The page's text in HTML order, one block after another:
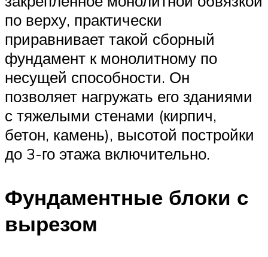
по верху, практически
приравнивает такой сборный
фундамент к монолитному по
несущей способности. Он
позволяет нагружать его зданиями
с тяжелыми стенами (кирпич,
бетон, камень), высотой постройки
до 3-го этажа включительно.
Фундаментные блоки с
вырезом